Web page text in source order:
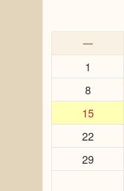
一
1
8
15
22
29